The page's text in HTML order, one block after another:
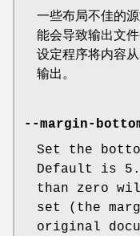
一些布局不佳的
能会导致输出文
设定程序将内容
输出。
--margin-
Set the
Default is
than zero
set (the
original